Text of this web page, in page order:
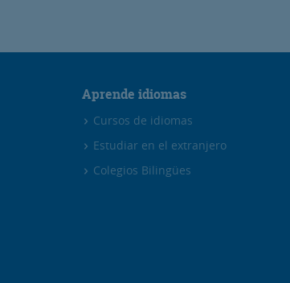
Aprende idiomas
Cursos de idiomas
Estudiar en el extranjero
Colegios Bilingües